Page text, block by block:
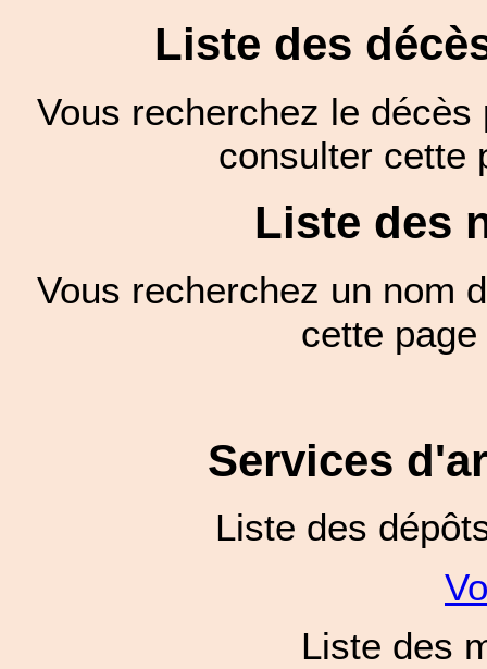
Liste des
Vous recherchez le
consulter
Liste des
Vous recherchez un nom
cette
Services
Liste des
Liste des